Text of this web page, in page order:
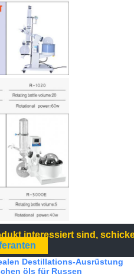
interessiert sind,
Destillations-Ausrüstung
öls für Russen